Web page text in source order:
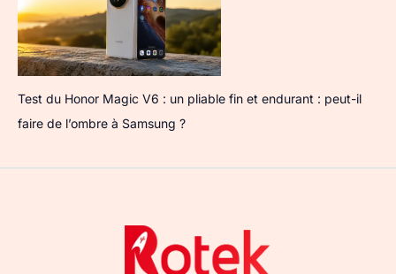
Test du Honor Magic V6 : un pliable fin et endurant : peut-il
faire de l’ombre à Samsung ?